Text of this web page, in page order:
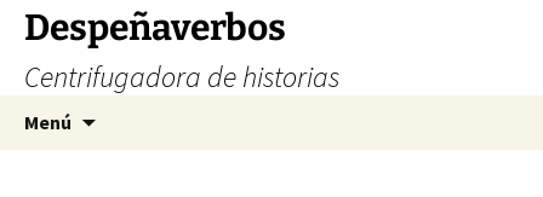
Saltar
contenido
Despeñaverbos
Centrifugadora de historias
Menú